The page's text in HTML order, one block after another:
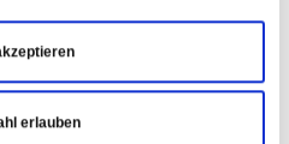
erlauben